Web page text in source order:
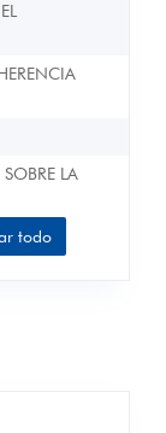
SOBRE LA
VENTAS
todo